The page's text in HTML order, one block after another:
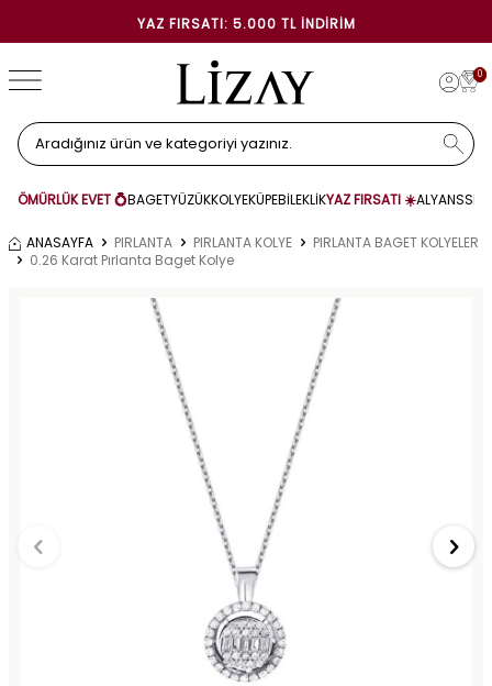
YAZ FIRSATI: 5.000 TL İNDIRIM
0
ÖMÜRLÜK EVET 💍BAGETYÜZÜKKOLYEKÜPEBİLEKLİKYAZ FIRSATI ☀️ALYANS
ANASAYFA PIRLANTA PIRLANTA KOLYE
PIRLANTA BAGET KOLYELER
0.26 Karat Pırlanta Baget Kolye